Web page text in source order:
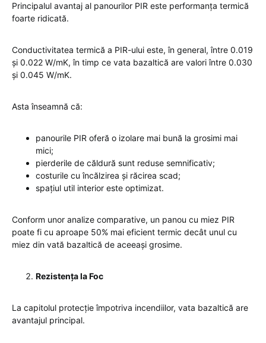
Principalul avantaj al panourilor PIR este performanța termică
foarte ridicată.
Conductivitatea termică a PIR-ului este, în general, între 0.019
și 0.022 W/mK, în timp ce vata bazaltică are valori între 0.030
și 0.045 W/mK.
Asta înseamnă că:
panourile PIR oferă o izolare mai bună la grosimi mai
mici;
pierderile de căldură sunt reduse semnificativ;
costurile cu încălzirea și răcirea scad;
spațiul util interior este optimizat.
Conform unor analize comparative, un panou cu miez PIR
poate fi cu aproape 50% mai eficient termic decât unul cu
miez din vată bazaltică de aceeași grosime.
Rezistența la Foc
La capitolul protecție împotriva incendiilor, vata bazaltică are
avantajul principal.